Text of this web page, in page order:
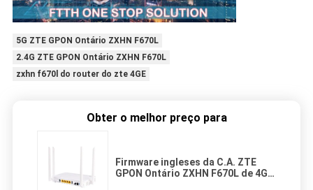
5G ZTE GPON Ontário ZXHN F670L
2.4G ZTE GPON Ontário ZXHN F670L
zxhn f670l do router do zte 4GE
Obter o melhor preço para
Firmware ingleses da C.A. ZTE
GPON Ontário ZXHN F670L de 4GE